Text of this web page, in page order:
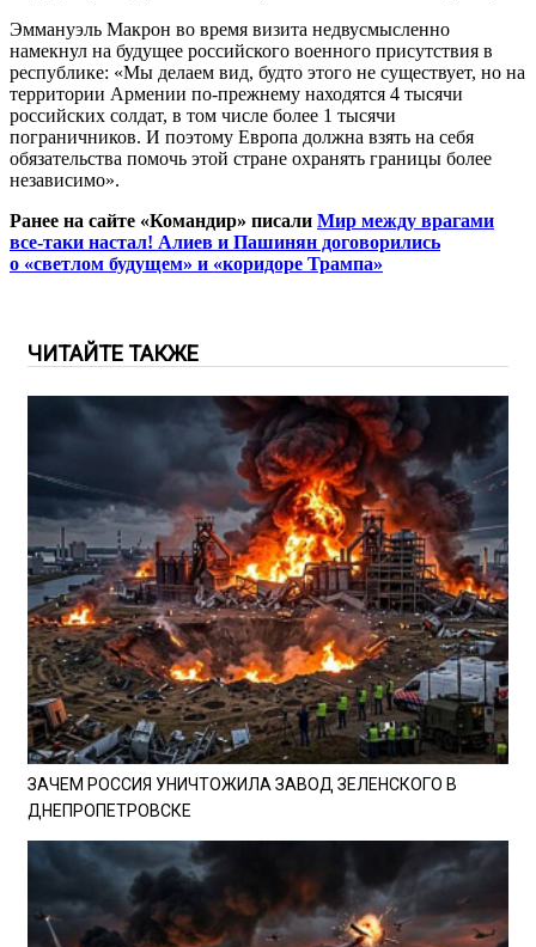
Эммануэль Макрон во время визита недвусмысленно
намекнул на будущее российского военного присутствия в
республике: «Мы делаем вид, будто этого не существует, но на
территории Армении по-прежнему находятся 4 тысячи
российских солдат, в том числе более 1 тысячи
пограничников. И поэтому Европа должна взять на себя
обязательства помочь этой стране охранять границы более
независимо».
Ранее на сайте «Командир» писали Мир между врагами
все-таки настал! Алиев и Пашинян договорились
о «светлом будущем» и «коридоре Трампа»
ЧИТАЙТЕ ТАКЖЕ
ЗАЧЕМ РОССИЯ УНИЧТОЖИЛА ЗАВОД ЗЕЛЕНСКОГО В
ДНЕПРОПЕТРОВСКЕ